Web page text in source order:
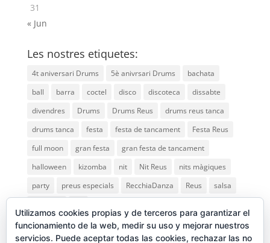
31
« Jun
Les nostres etiquetes:
4t aniversari Drums 5è anivrsari Drums
bachata
ball
barra coctel disco discoteca
dissabte
divendres
Drums Drums Reus
drums reus tanca
drums tanca
festa festa de tancament
Festa Reus
full moon
gran festa
gran festa de tancament
halloween
kizomba nit Nit Reus
nits màgiques
party
preus especials RecchiaDanza Reus
salsa
Utilizamos cookies propias y de terceros para garantizar el
funcionamiento de la web, medir su uso y mejorar nuestros
servicios. Puede aceptar todas las cookies, rechazar las no